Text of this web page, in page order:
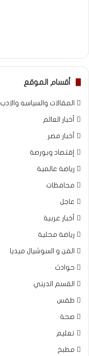
أقسام الموقع
المقالات والسياسه والادب
أخبار العالم
أخبار مصر
إقتصاد وبورصة
رياضة عالمية
محافظات
عاجل
أخبار عربية
رياضة محلية
الفن و السوشيال ميديا
حوادث
القسم الديني
طقس
صحة
تعليم
مطبخ